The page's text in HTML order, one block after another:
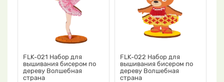
FLK-021 Набор для
вышивания бисером по
дереву Волшебная
страна
FLK-022 Набор для
вышивания бисером по
дереву Волшебная
страна